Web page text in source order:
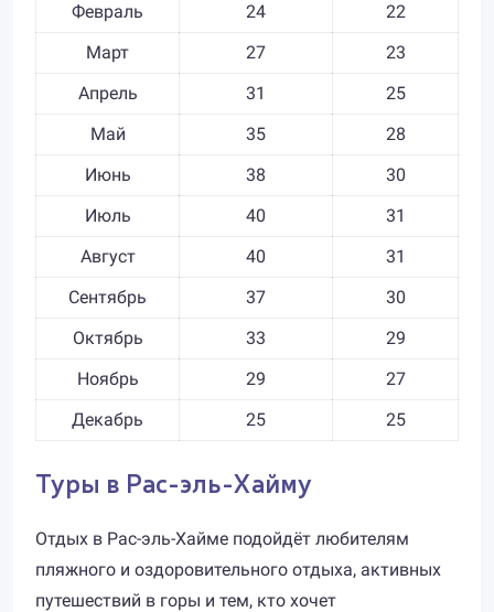
Февраль
24
22
Март
27
23
Апрель
31
25
Май
35
28
Июнь
38
30
Июль
40
31
Август
40
31
Сентябрь
37
30
Октябрь
33
29
Ноябрь
29
27
Декабрь
25 25
Туры в Рас-эль-Хайму
Отдых в Рас-эль-Хайме подойдёт любителям
пляжного и оздоровительного отдыха, активных
путешествий в горы и тем, кто хочет